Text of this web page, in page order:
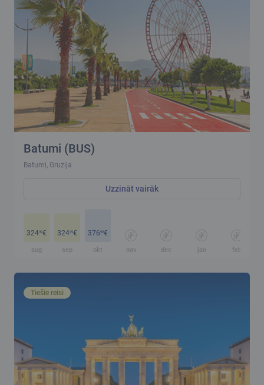
Batumi (BUS)
Batumi, Gruzija
Uzzināt vairāk
32499€
aug
32499€
sep
37699€
okt nov dec jan feb
Tiešie reisi